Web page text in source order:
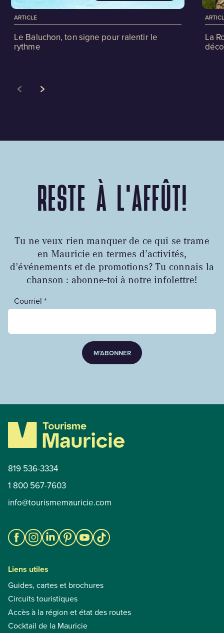
ARTICLE
Le Baluchon, ton signe pour ralentir le
rythme
La
RESTE À L'AFFÛT!
Tu ne veux rien manquer de ce qui se trame
en Mauricie en termes d’activités,
d’événements et de promotions? Tu connais la
chanson : abonne-toi à notre infolettre!
Courriel *
M’ABONNER
819 536-3334
1 800 567-7603
info@tourismemauricie.com
Liens utiles
Guides, cartes et brochures
Circuits touristiques
Accès à la région et état des routes
Cocktail de la Mauricie